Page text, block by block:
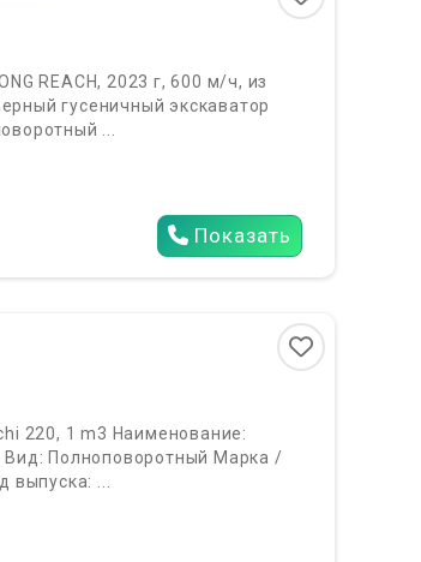
REACH, 2023 г, 600 м/ч, из
гусеничный экскаватор
...
Показать
220, 1 m3 Наименование:
Вид: Полноповоротный Марка /
выпуска: ...